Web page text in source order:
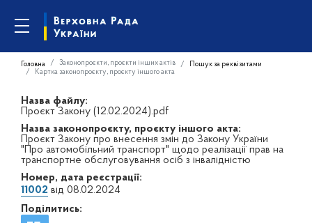
Головна Законопроєкти, проєкти інших актів
Пошук за реквізитами
Картка законопроєкту, проєкту іншого акта
Назва файлу:
Проєкт Закону (12.02.2024).pdf
Назва законопроєкту, проєкту іншого акта:
Проєкт Закону про внесення змін до Закону України
"Про автомобільний транспорт" щодо реалізації прав на
транспортне обслуговування осіб з інвалідністю
Номер, дата реєстрації:
11002 від 08.02.2024
Поділитись: